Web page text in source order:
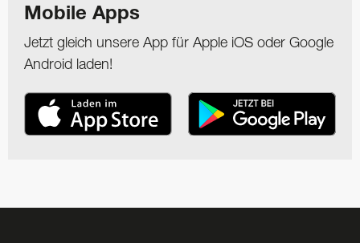
Mobile Apps
Jetzt gleich unsere App für Apple iOS oder Google
Android laden!